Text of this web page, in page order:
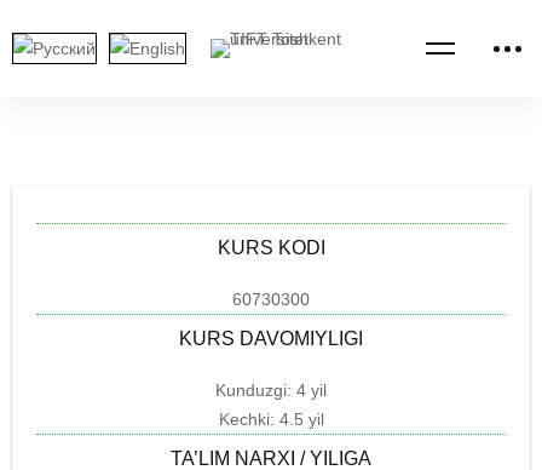
KURS KODI
60730300
KURS DAVOMIYLIGI
Kunduzgi: 4 yil
Kechki: 4.5 yil
TA’LIM NARXI / YILIGA